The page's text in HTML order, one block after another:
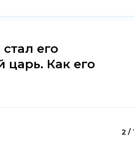
его
царь. Как его
2 /